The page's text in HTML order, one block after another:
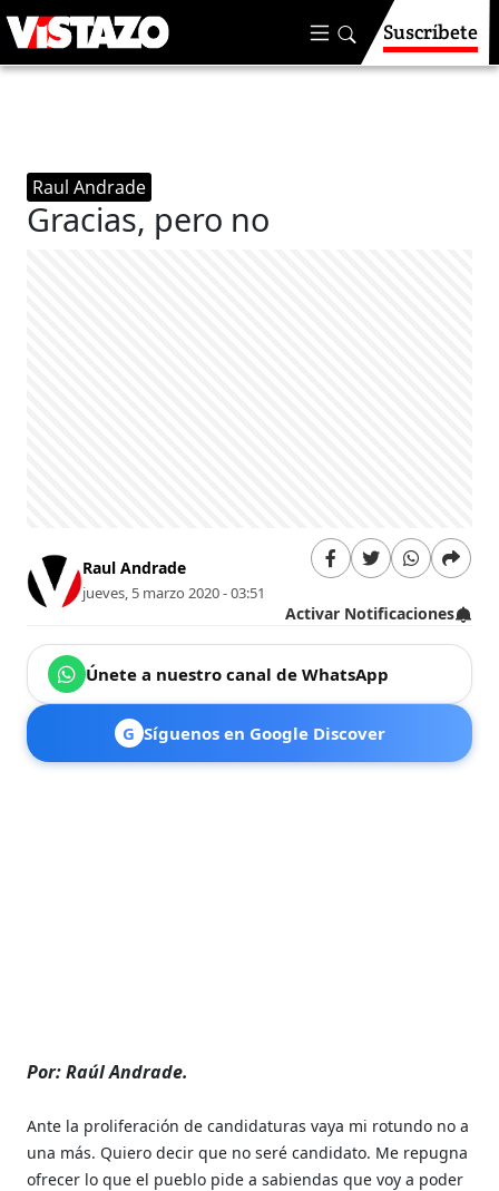
Suscríbete
Raul Andrade
Gracias, pero no
Raul Andrade
jueves, 5 marzo 2020 - 03:51
Activar Notificaciones
Únete a nuestro canal de WhatsApp
G Síguenos en Google Discover
Por: Raúl Andrade.
Ante la proliferación de candidaturas vaya mi rotundo no a
una más. Quiero decir que no seré candidato. Me repugna
ofrecer lo que el pueblo pide a sabiendas que voy a poder